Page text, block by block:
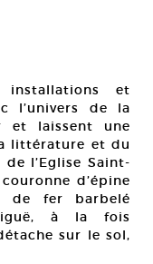
et
l’univers de la
et laissent une
littérature et du
l’Eglise Saint-
d’épine
de fer barbelé
à la fois
sur le sol,